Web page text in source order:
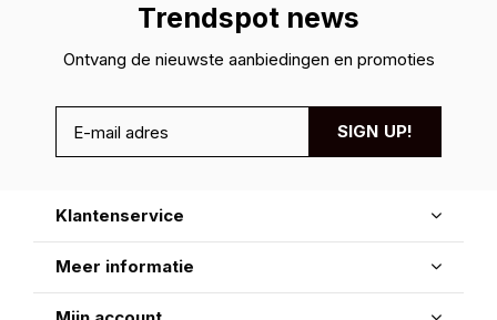
Trendspot news
Ontvang de nieuwste aanbiedingen en promoties
SIGN UP!
Klantenservice
Meer informatie